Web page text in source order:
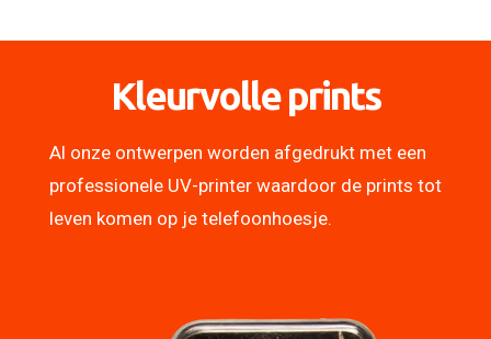
Kleurvolle prints
Al onze ontwerpen worden afgedrukt met een
professionele UV-printer waardoor de prints tot
leven komen op je telefoonhoesje.